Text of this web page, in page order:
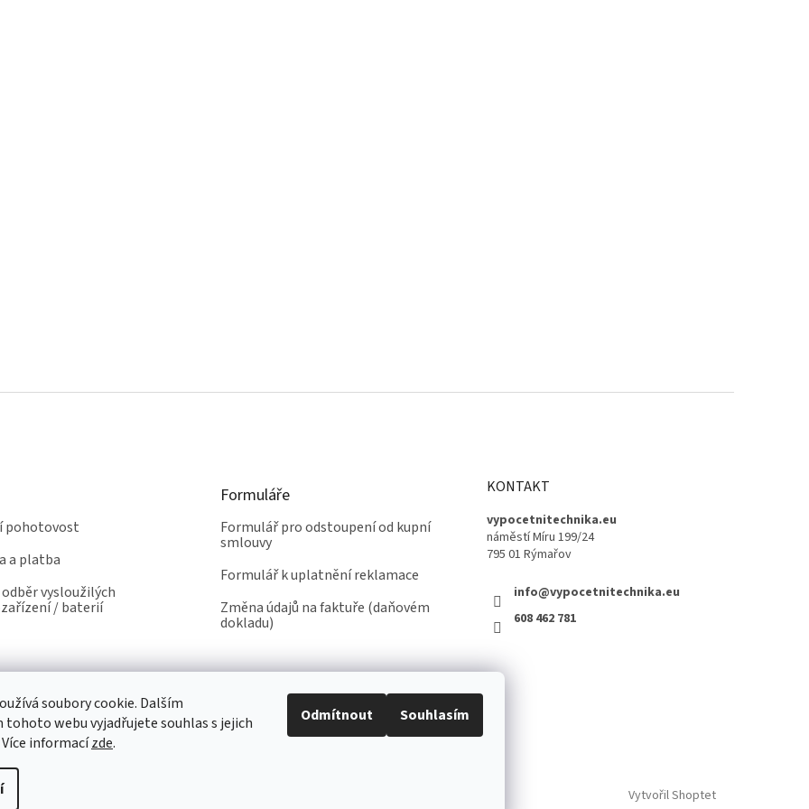
soubory cookie. Dalším
tohoto webu vyjadřujete souhlas s jejich
informacízde.
Odmítnout Souhlasím
pohotovost
a platba
vysloužilých
/ baterií
Formuláře
Formulář pro odstoupení od kupní
smlouvy
Formulář k uplatnění reklamace
Změna údajů na faktuře (daňovém
dokladu)
KONTAKT
vypocetnitechnika.eu
náměstí Míru 199/24
795 01 Rýmařov
info@vypocetnitechnika.eu
608 462 781
Vytvořil Shoptet